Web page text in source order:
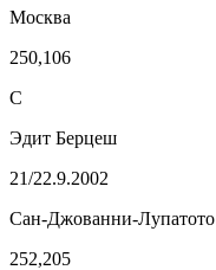
Москва
250,106
С
Эдит Берцеш
21/22.9.2002
Сан-Джованни-Лупатото
252,205